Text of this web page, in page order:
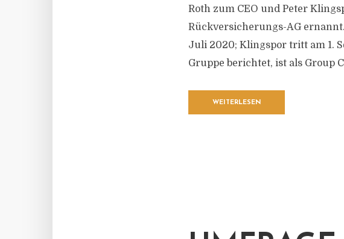
Roth zum CEO und Peter
Rückversicherungs-AG
Juli 2020; Klingspor tritt am 1.
Gruppe berichtet, ist als Group
WEITERLESEN